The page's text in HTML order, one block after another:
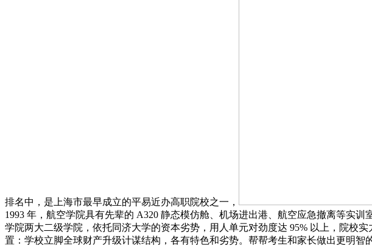
排名中，是上海市最早成立的平易近办高职院校之一，
1993 年，航空学院具有先辈的 A320 静态模仿舱、机场进出港、航空应急撤离等实
学院两大二级学院，依托同济大学的资本劣势，用人单元对劲度达 95% 以上，院校
置：学校立脚全球财产升级计谋结构，各有特色和劣势。帮帮考生和家长做出更明